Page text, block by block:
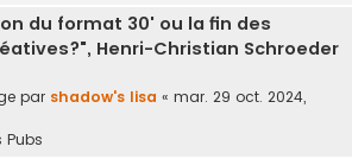
du format 30' ou la fin des
Henri-Christian Schroeder
par shadow's lisa « mar. 29 oct. 2024,
Pubs